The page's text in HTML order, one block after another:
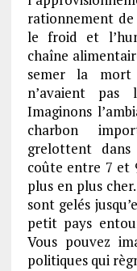
rationnement
le froid et
chaîne
semer la mort
n’avaient pas
Imaginons
charbon
grelottent
coûte entre 7 et
plus en plus
sont gelés
petit pays
Vous pouvez
politiques qui